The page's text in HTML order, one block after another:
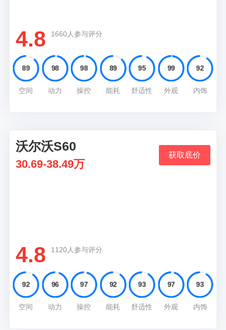
4.8 1660人参与评分
89
空间
98
动力
98
操控
89
能耗
95
舒适性
99
外观
92
内饰
06
沃尔沃S60
30.69-38.49万
获取底价
4.8 1120人参与评分
92
空间
96
动力
97
操控
92
能耗
93
舒适性
97
外观
93
内饰